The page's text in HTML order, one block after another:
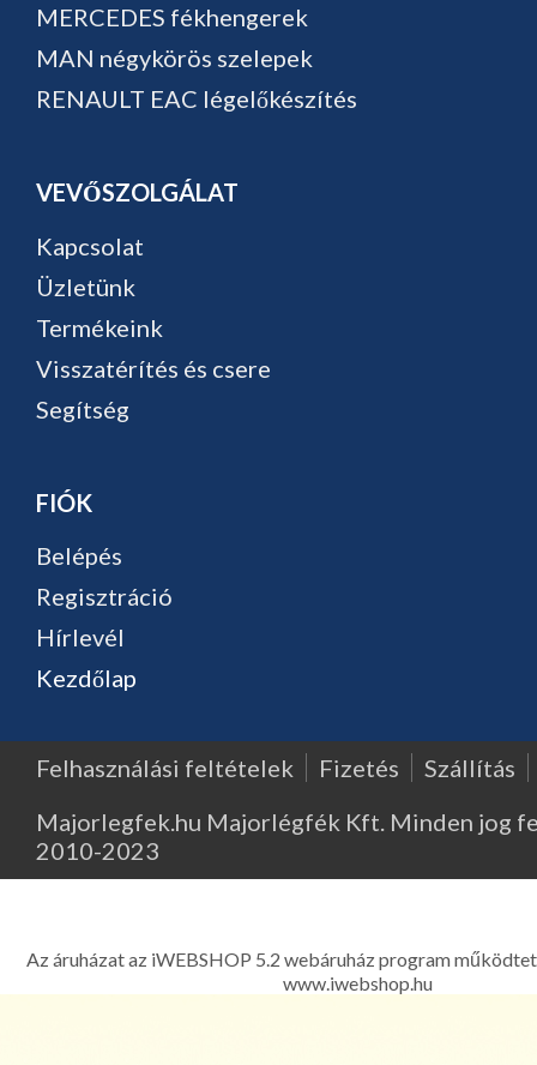
MERCEDES fékhengerek
MAN négykörös szelepek
RENAULT EAC légelőkészítés
VEVŐSZOLGÁLAT
Kapcsolat
Üzletünk
Termékeink
Visszatérítés és csere
Segítség
FIÓK
Belépés
Regisztráció
Hírlevél
Kezdőlap
Felhasználási feltételek Fizetés
Szállítás
Majorlegfek.hu Majorlégfék Kft. Minden jog
2010-2023
Az áruházat az iWEBSHOP 5.2 webáruház program
www.iwebshop.hu